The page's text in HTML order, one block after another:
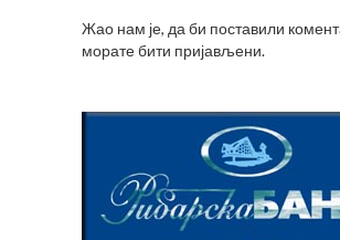
Жао нам је, да би поставили
моратебити пријављени.